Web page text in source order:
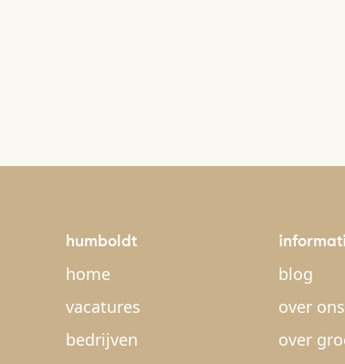
humboldt
home
vacatures
bedrijven
blog
over ons
over